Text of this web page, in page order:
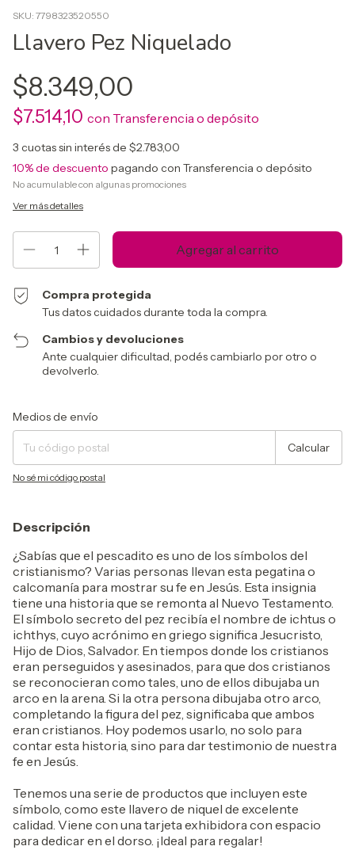
SKU: 7798323520550
Llavero Pez Niquelado
$8.349,00
$7.514,10 con Transferencia o depósito
3 cuotas sin interés de $2.783,00
10% de descuento pagando con Transferencia o depósito
No acumulable con algunas promociones
Ver más detalles
Compra protegida
Tus datos cuidados durante toda la compra.
Cambios y devoluciones
Ante cualquier dificultad, podés cambiarlo por otro o
devolverlo.
Entregas para el CP:
Medios de envío
Calcular
No sé mi código postal
Descripción
¿Sabías que el pescadito es uno de los símbolos del
cristianismo? Varias personas llevan esta pegatina o
calcomanía para mostrar su fe en Jesús. Esta insignia
tiene una historia que se remonta al Nuevo Testamento.
El símbolo secreto del pez recibía el nombre de ichtus o
ichthys, cuyo acrónimo en griego significa Jesucristo,
Hijo de Dios, Salvador. En tiempos donde los cristianos
eran perseguidos y asesinados, para que dos cristianos
se reconocieran como tales, uno de ellos dibujaba un
arco en la arena. Si la otra persona dibujaba otro arco,
completando la figura del pez, significaba que ambos
eran cristianos. Hoy podemos usarlo, no solo para
contar esta historia, sino para dar testimonio de nuestra
fe en Jesús.
Tenemos una serie de productos que incluyen este
símbolo, como este llavero de niquel de excelente
calidad. Viene con una tarjeta exhibidora con espacio
para dedicar en el dorso. ¡Ideal para regalar!